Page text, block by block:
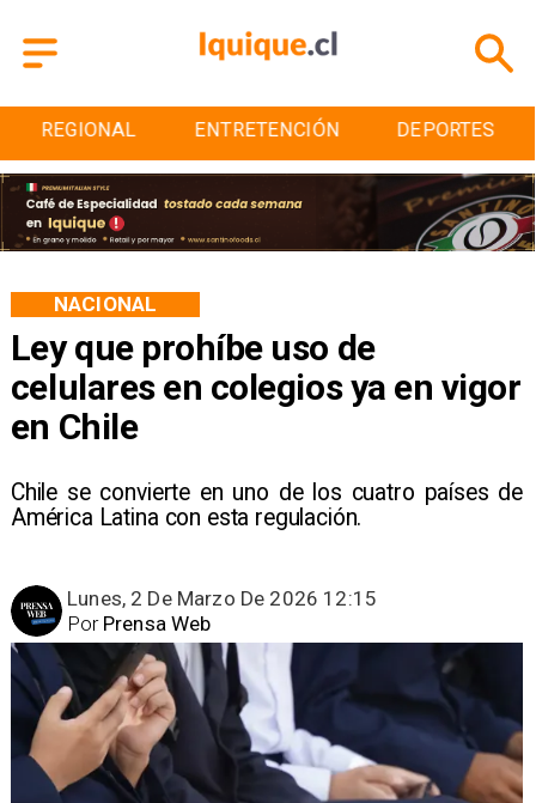
ENTRETENCIÓN DEPORTES
Ley que prohíbe uso de
celulares en colegios ya en vigor
en Chile
Chile se convierte en uno de los cuatro países de
América Latina con esta regulación.
NACIONAL
Lunes, 2 De Marzo De 2026 12:15
Prensa Web
Por